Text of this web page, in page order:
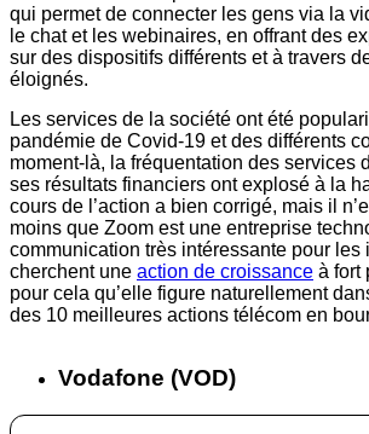
qui permet de connecter les gens via la
le chat et les webinaires, en offrant des
sur des dispositifs différents et à travers
éloignés.
Les services de la société ont été
pandémie de Covid-19 et des différents
moment-là, la fréquentation des services
ses résultats financiers ont explosé à la
cours de l’action a bien corrigé, mais il
moins que Zoom est une entreprise
communication très intéressante pour les
cherchent une action de croissance à fort
pour cela qu’elle figure naturellement
des 10 meilleures actions télécom en
Vodafone (VOD)